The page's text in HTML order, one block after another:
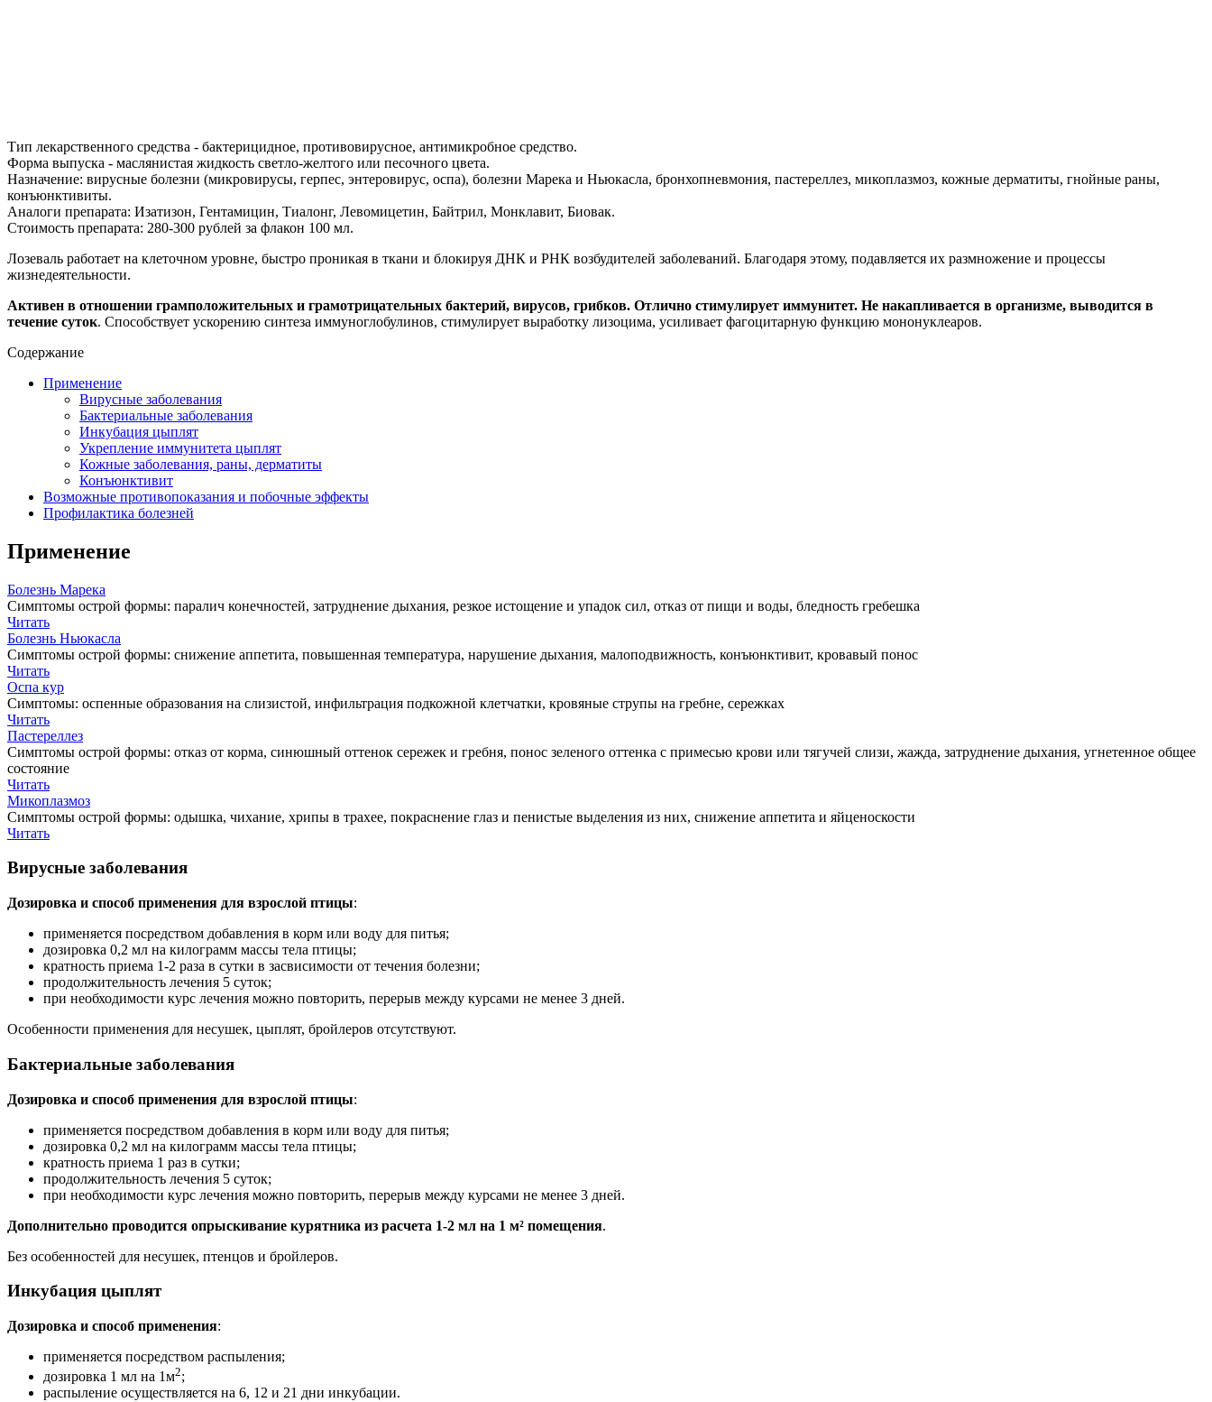
Тип лекарственного средства - бактерицидное, противовирусное, антимикробное средство.
Форма выпуска - маслянистая жидкость светло-желтого или песочного цвета.
Назначение: вирусные болезни (микровирусы, герпес, энтеровирус, оспа), болезни Марека и Ньюкасла, бронхопневмония, пастереллез, микоплазмоз, кожные дерматиты, гнойные раны,
конъюнктивиты.
Аналоги препарата: Изатизон, Гентамицин, Тиалонг, Левомицетин, Байтрил, Монклавит, Биовак.
Стоимость препарата: 280-300 рублей за флакон 100 мл.
Лозеваль работает на клеточном уровне, быстро проникая в ткани и блокируя ДНК и РНК возбудителей заболеваний. Благодаря этому, подавляется их размножение и процессы
жизнедеятельности.
Активен в отношении грамположительных и грамотрицательных бактерий, вирусов, грибков. Отлично стимулирует иммунитет. Не накапливается в организме, выводится в
течение суток. Способствует ускорению синтеза иммуноглобулинов, стимулирует выработку лизоцима, усиливает фагоцитарную функцию мононуклеаров.
Содержание
Применение
Вирусные заболевания
Бактериальные заболевания
Инкубация цыплят
Укрепление иммунитета цыплят
Кожные заболевания, раны, дерматиты
Конъюнктивит
Возможные противопоказания и побочные эффекты
Профилактика болезней
Применение
Болезнь Марека
Симптомы острой формы: паралич конечностей, затруднение дыхания, резкое истощение и упадок сил, отказ от пищи и воды, бледность гребешка
Читать
Болезнь Ньюкасла
Симптомы острой формы: снижение аппетита, повышенная температура, нарушение дыхания, малоподвижность, конъюнктивит, кровавый понос
Читать
Оспа кур
Симптомы: оспенные образования на слизистой, инфильтрация подкожной клетчатки, кровяные струпы на гребне, сережках
Читать
Пастереллез
Симптомы острой формы: отказ от корма, синюшный оттенок сережек и гребня, понос зеленого оттенка с примесью крови или тягучей слизи, жажда, затруднение дыхания, угнетенное общее
состояние
Читать
Микоплазмоз
Симптомы острой формы: одышка, чихание, хрипы в трахее, покраснение глаз и пенистые выделения из них, снижение аппетита и яйценоскости
Читать
Вирусные заболевания
Дозировка и способ применения для взрослой птицы:
применяется посредством добавления в корм или воду для питья;
дозировка 0,2 мл на килограмм массы тела птицы;
кратность приема 1-2 раза в сутки в засвисимости от течения болезни;
продолжительность лечения 5 суток;
при необходимости курс лечения можно повторить, перерыв между курсами не менее 3 дней.
Особенности применения для несушек, цыплят, бройлеров отсутствуют.
Бактериальные заболевания
Дозировка и способ применения для взрослой птицы:
применяется посредством добавления в корм или воду для питья;
дозировка 0,2 мл на килограмм массы тела птицы;
кратность приема 1 раз в сутки;
продолжительность лечения 5 суток;
при необходимости курс лечения можно повторить, перерыв между курсами не менее 3 дней.
Дополнительно проводится опрыскивание курятника из расчета 1-2 мл на 1 м² помещения.
Без особенностей для несушек, птенцов и бройлеров.
Инкубация цыплят
Дозировка и способ применения:
применяется посредством распыления;
дозировка 1 мл на 1м2;
распыление осуществляется на 6, 12 и 21 дни инкубации.